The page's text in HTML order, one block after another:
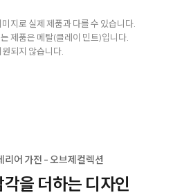
지로 실제 제품과 다를 수 있습니다.
제품은 메탈(클레이 민트)입니다.
되지 않습니다.
리어 가전 - 오브제컬렉션
을 더하는 디자인